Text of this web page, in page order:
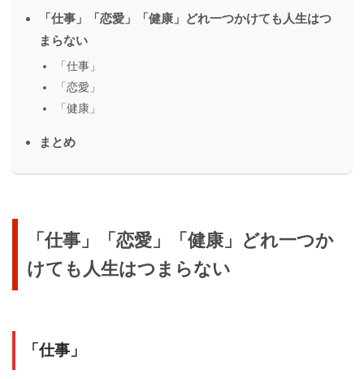
「仕事」「恋愛」「健康」どれ一つかけても人生はつ
まらない
「仕事」
「恋愛」
「健康」
まとめ
「仕事」「恋愛」「健康」どれ一つか
けても人生はつまらない
「仕事」